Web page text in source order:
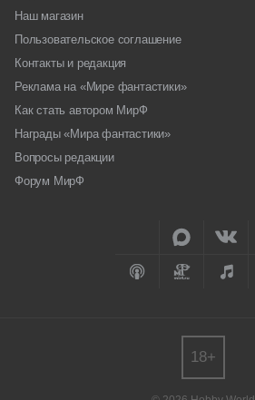
Наш магазин
Пользовательское соглашение
Контакты и редакция
Реклама на «Мире фантастики»
Как стать автором МирФ
Награды «Мира фантастики»
Вопросы редакции
Форум МирФ
18+